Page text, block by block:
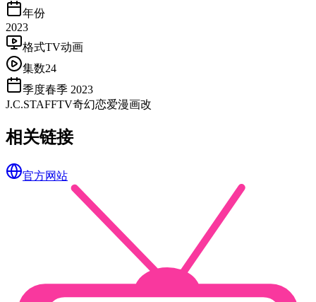
年份
2023
格式TV动画
集数24
季度春季 2023
J.C.STAFFTV奇幻恋爱漫画改
相关链接
官方网站